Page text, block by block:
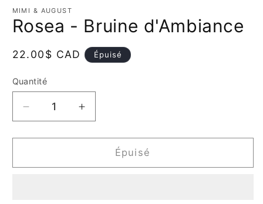
média
1
dans
une
modale
MIMI & AUGUST
Rosea - Bruine d'Ambiance
Prix
22.00$ CAD Épuisé
Quantité
Quantité
Réduire
la
quantité
Rosea
Augmenter
la
quantité
Rosea
Épuisé